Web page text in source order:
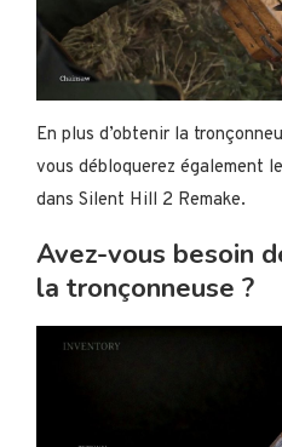
En plus d’obtenir la
vous débloquerez également
dans Silent Hill 2 Remake.
Avez-vous besoin
la tronçonneuse ?